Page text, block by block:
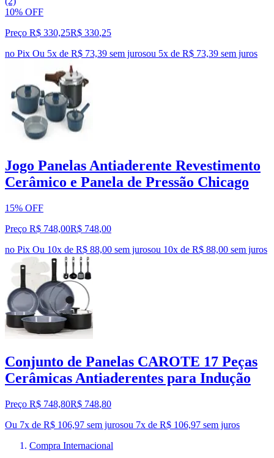
10% OFF
Preço R$ 330,25R$ 330,25
no Pix Ou 5x de R$ 73,39 sem jurosou 5x de R$ 73,39 sem juros
Jogo Panelas Antiaderente Revestimento
Cerâmico e Panela de Pressão Chicago
15% OFF
Preço R$ 748,00R$ 748,00
no Pix Ou 10x de R$ 88,00 sem jurosou 10x de R$ 88,00 sem juros
Conjunto de Panelas CAROTE 17 Peças
Cerâmicas Antiaderentes para Indução
Preço R$ 748,80R$ 748,80
Ou 7x de R$ 106,97 sem jurosou 7x de R$ 106,97 sem juros
Compra Internacional